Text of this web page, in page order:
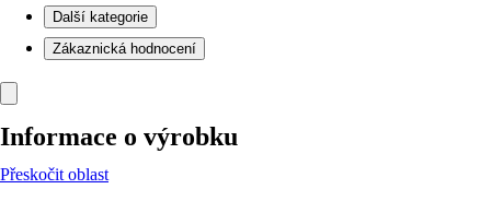
Další kategorie
Zákaznická hodnocení
Informace o výrobku
Přeskočit oblast